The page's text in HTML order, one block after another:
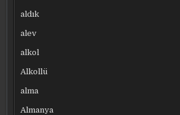
aldık
alev
alkol
Alkollü
alma
Almanya